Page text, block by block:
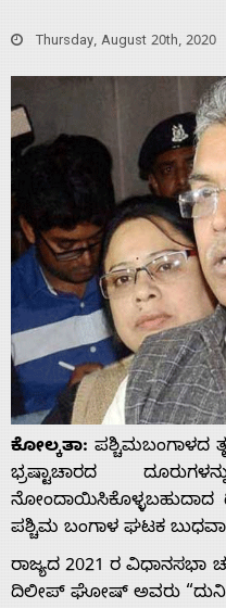
Thursday, August 20th, 2020
ಕೋಲ್ಕತಾ: ಪಶ್ಚಿಮಬಂಗಾಳದ
ಭ್ರಷ್ಟಾಚಾರದ
ಪಶ್ಚಿಮ ಬಂಗಾಳ ಘಟಕ
ರಾಜ್ಯದ 2021 ರ ವಿಧಾನಸಭಾ
ದಿಲೀಪ್ ಘೋಷ್ ಅವರು